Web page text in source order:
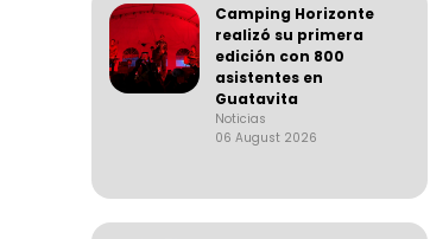
Camping Horizonte
realizó su primera
edición con 800
asistentes en
Guatavita
Noticias
06 August 2026